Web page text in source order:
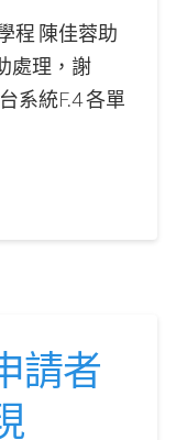
程 陳佳蓉助
處理，謝
系統F.4 各單
請者